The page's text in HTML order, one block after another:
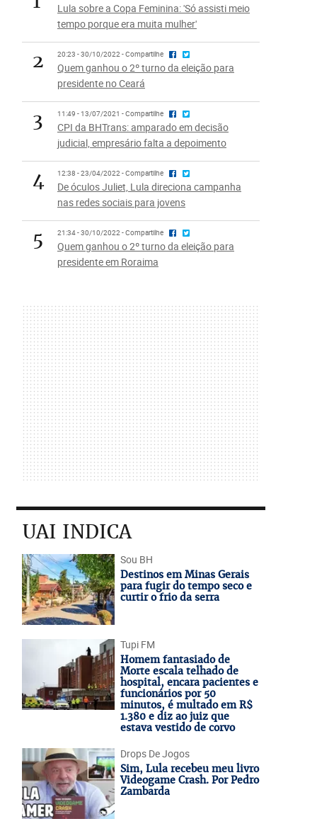
Lula sobre a Copa Feminina: 'Só assisti meio
tempo porque era muita mulher'
2 20:23 - 30/10/2022 - Compartilhe
Quem ganhou o 2º turno da eleição para
presidente no Ceará
3 11:49 - 13/07/2021 - Compartilhe
CPI da BHTrans: amparado em decisão
judicial, empresário falta a depoimento
4 12:38 - 23/04/2022 - Compartilhe
De óculos Juliet, Lula direciona campanha
nas redes sociais para jovens
5 21:34 - 30/10/2022 - Compartilhe
Quem ganhou o 2º turno da eleição para
presidente em Roraima
UAI INDICA
Sou BH
Destinos em Minas Gerais
para fugir do tempo seco e
curtir o frio da serra
Tupi FM
Homem fantasiado de
Morte escala telhado de
hospital, encara pacientes e
funcionários por 50
minutos, é multado em R$
1.380 e diz ao juiz que
estava vestido de corvo
Drops De Jogos
Sim, Lula recebeu meu livro
Videogame Crash. Por Pedro
Zambarda